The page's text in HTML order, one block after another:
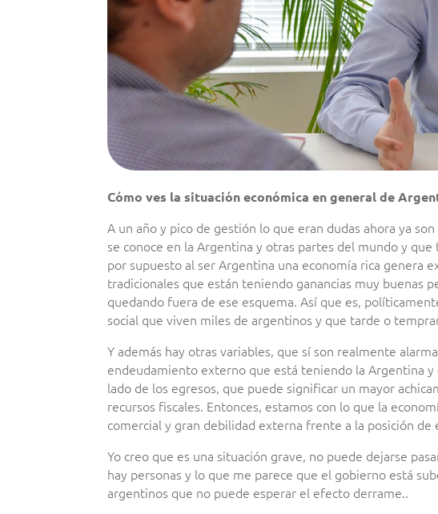
Cómo ves la situación económica en general de
A un año y pico de gestión lo que eran dudas ahora ya
se conoce en la Argentina y otras partes del mundo y
por supuesto al ser Argentina una economía rica genera
tradicionales que están teniendo ganancias muy buenas
quedando fuera de ese esquema. Así que es,
social que viven miles de argentinos y que tarde o
Y además hay otras variables, que sí son realmente
endeudamiento externo que está teniendo la Argentina
lado de los egresos, que puede significar un mayor
recursos fiscales. Entonces, estamos con lo que la
comercial y gran debilidad externa frente a la posición de
Yo creo que es una situación grave, no puede dejarse
hay personas y lo que me parece que el gobierno está
argentinos que no puede esperar el efecto derrame..